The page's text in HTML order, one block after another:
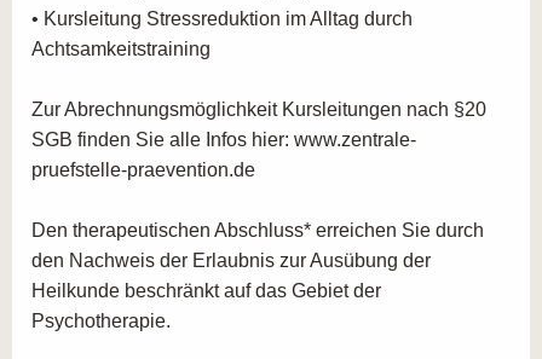
Selbstmanagement und Prävention von Burnout
ausgerichtet sind, um Klienten*innen nachhaltige
Berufsorientierung in verschiedenen Branchen:
Die Ausbildung in Leipzig bietet Ihnen die
Möglichkeit, Ihre Fähigkeiten nicht nur im
der Sozialarbeit und im Bildungswesen einzusetzen.
Nachhaltige Veränderung durch Achtsamkeit und
Stressbewältigung:Fokussieren Sie sich auf die
Integration von Achtsamkeitstraining und anderen
• Kursleitung Stressreduktion im Alltag durch
Achtsamkeitstraining
Zur Abrechnungsmöglichkeit Kursleitungen nach §20
SGB finden Sie alle Infos hier: www.zentrale-
pruefstelle-praevention.de
Den therapeutischen Abschluss* erreichen Sie durch
den Nachweis der Erlaubnis zur Ausübung der
Heilkunde beschränkt auf das Gebiet der
Psychotherapie.